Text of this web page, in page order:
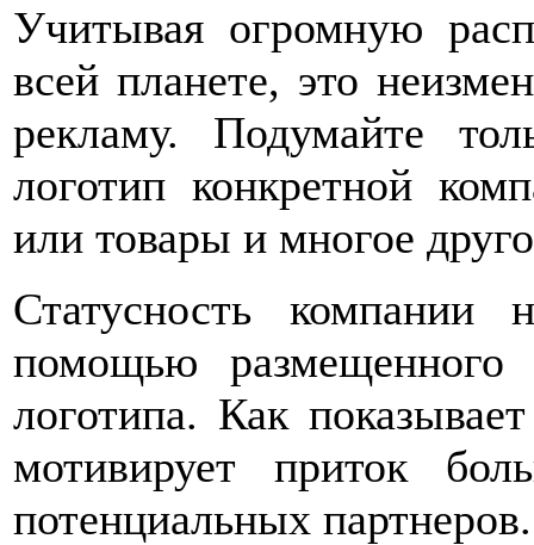
Учитывая огромную
всей планете, это
рекламу. Подумайте
логотип конкретной
или товары и многое
Статусность компании
помощью размещенного
логотипа. Как
мотивирует приток
потенциальных партнеров.